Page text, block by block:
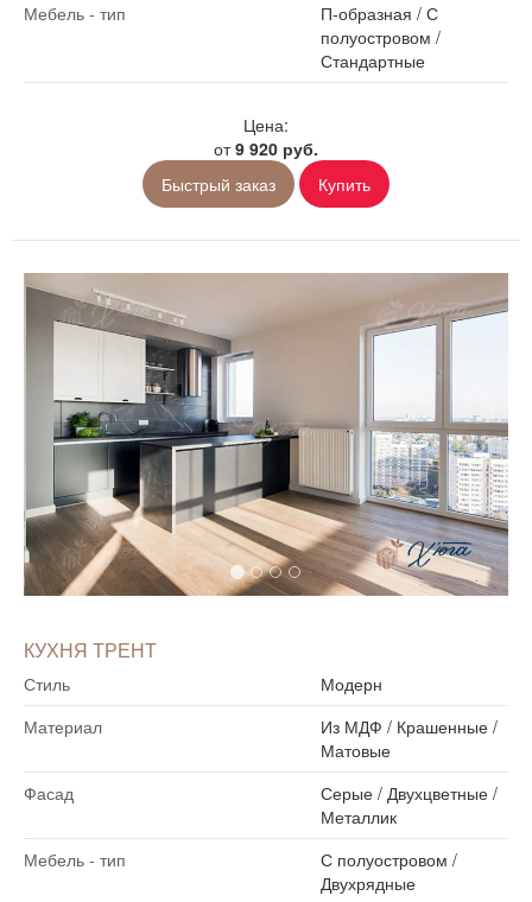
Мебель - тип
П-образная / С
полуостровом /
Стандартные
Цена:
от9 920 руб.
Быстрый заказ
Купить
КУХНЯ ТРЕНТ
Стиль
Модерн
Материал
Из МДФ / Крашенные/
Матовые
Фасад
Серые/ Двухцветные/
Металлик
Мебель - тип
С полуостровом /
Двухрядные